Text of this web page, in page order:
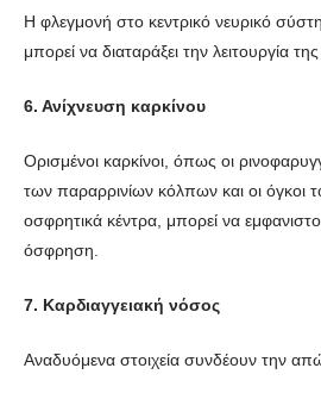
Η φλεγμονή στο κεντρικό νευρικό
μπορεί να διαταράξει την λειτουργία
6. Ανίχνευση καρκίνου
Ορισμένοι καρκίνοι, όπως οι
των παραρρινίων κόλπων και οι όγκοι
οσφρητικά κέντρα, μπορεί να
όσφρηση.
7. Καρδιαγγειακή νόσος
Αναδυόμενα στοιχεία συνδέουν την